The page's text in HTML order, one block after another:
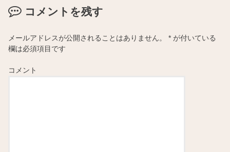
コメントを残す
メールアドレスが公開されることはありません。 * が付いている
欄は必須項目です
コメント